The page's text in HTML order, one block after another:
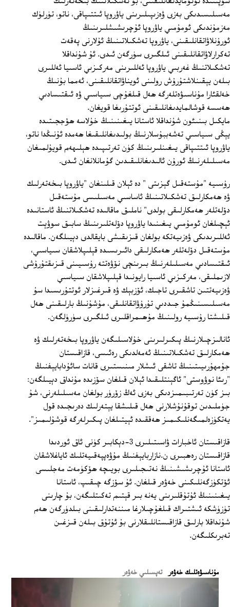
مەسىلىسىدىكى بەزى ۋەزىپىلىرىنى ياۋروپا ئىتتىپاقى، ناتو، تۈرلۈك
مەزمۇندىكى ئومۇمىي ياۋروپا ئۇچرىشىشلىرىنىڭ
ئورۇنلاۋاتقانلىقىنى، ياۋروپا تەشكىلاتىنىڭ ئۇلارنى پەقەت
تەكرارلاۋاتقانلىقىنى ئىلگىرى سۈرگەن ئىدى. ئۇ شۇنداقلا
تەشكىلاتنىڭ غەربىي ياۋروپا ئەللىرىنى مەركىزىي ئاسىيا ئەللىرى
بىلەن يېقىنلاشتۇرۇش رولىنى ئويناۋاتقانلىقىنى، ئەمما بۇنىڭ
خەلقئارا مۇناسىۋەتلەرگە ھەل قىلغۇچى سىياسىي ۋە ئىقتىسادىي
ھەسسە قوشالمايدىغانلىقىنى ئوتتۇرىغا قويغان.
مايكىل بىنىئون شۇنداقلا ئاستانا يىغىنىنىڭ خۇلاسە ھۆججىتىدە
يېڭى سىياسىي تەشەببۇسلارنىڭ بولىدىغانلىقىغا ھەمدە ئۇنىڭدا ناتو،
ياۋروپا ئىتتىپاقى يىغىنلىرىنىڭ كۈن تەرتىپىدە ھېلىھەم قويۇلمىغان
مەسىلىلەرنىڭ ئورۇن ئالىدىغانلىقىدىن گۇمانلانغان ئىدى.
رۇسىيە "مۇستەقىل گېزىتى " دە ئېلان قىلىنغان "ياۋروپا بىخەتەرلىك
ۋە ھەمكارلىق تەشكىلاتىنىڭ ئاساسىي مەسىلىسى مۇستەقىل
دۆلەتلەر ھەمكارلىقى بولدى" ناملىق ماقالىدە تەشكىلاتنىڭ ئاستانىدە
ئېچىلغان ئومۇمىي يىغىنىدا ياۋروپا دۆلەتلىرىنىڭ سابىق سوۋېت
ئەللىرىدىكى ۋەزىيەتكە بولغان قىزىقىشى بايقالدى دېيىلگەن. ماقالىدە
مۇستەقىل دۆلەتلەر ھەمكارلىقى دائىرىسىدە قېلىپلاشقان سىياسىي،
ئىقتىسادىي مەسىلىلەرنىڭ بىرىنچى نۆۋەتتە رۇسىيىنى قىزىقتۇرۇشى
لازىملىقى، مەركىزىي ئاسىيا رايونىدا قېلىپلاشقان سىياسىي
ۋەزىيەتتىن تاشقىرى تاجىك، ئۆزبېك ۋە قىرغىزلار ئوتتۇرىسىدا سۇ
مەسىلىسىنىڭمۇ جىددىي تۇرۇۋاتقانلىقى، مۇشۇنىڭ بارلىقىنى ھەل
قىلىشتا رۇسىيە رولىنىڭ مۇھىمراقلىرى ئىلگىرى سۈرۈلگەن.
ئانالىزچىلارنىڭ پىكىرلىرىنى خۇلاسىلىگەن ياۋروپا بىخەتەرلىك ۋە
ھەمكارلىق تەشكىلاتىنىڭ ئەمەلدىكى رەئىسى، قازاقىستان
جۇمھۇرىيىتىنىڭ تاشقى ئىشلار مىنىستىرى قانات سائۇدابايېفنىڭ
"رىئا نوۋوستى" ئاگېنتلىقىدا ئېلان قىلغان سۆزىدە مۇنداق دېيىلگەن:
بىز كۈن تەرتىبىمىزدىكى بەزى ئەڭ زۆرۈر بولغان مەسىلىلەرنى، شۇ
جۈملىدىن توقۇنۇشلارنى ھەل قىلىشقا يېتەرلىك دەرىجىدە قول
يەتكۈزەلمىگەنلىكىمىز ھەققىدە ئېيتىلغان پىكىرلەرگە قوشۇلىمىز".
قازاقىستان ئاخبارات ۋاسىتىلىرى 3-دېكابىر كۈنى ئاق ئوردىدا
قازاقىستان رەھبىرى ن.نازاربايېفنىڭ مۇۋەپپەقىيەتلىك ئاياغلاشقان
ئاستانا ئۇچرىشىشىنىڭ نەتىجىلىرى بويىچە ھۆكۈمەت مەجلىسى
ئۆتكۈزگەنلىكىنى خەۋەر قىلغان. ئۇ سۆزگە چىقىپ، ئاستانا
يىغىنىنىڭ ئۇتۇقلىرىنى يەنە بىر قېتىم تەكىتلىگەن، بۇ چارىنى
تۈزۈشكە ئىشتىراك قىلغۇچىلارغا مىننەتدارلىقىنى بىلدۈرگەن ھەم
شۇنداقلا بارلىق قازاقىستانلىقلارنى بۇ ئۇتۇق بىلەن قىزغىن
تەبرىكلىگەن.
ﻣﯘﻧﺎﺳﯩﯟﻩﺗﻠﯩﻚ ﺧﻪﯞﻩﺭ تەپسىلىي خەۋەر